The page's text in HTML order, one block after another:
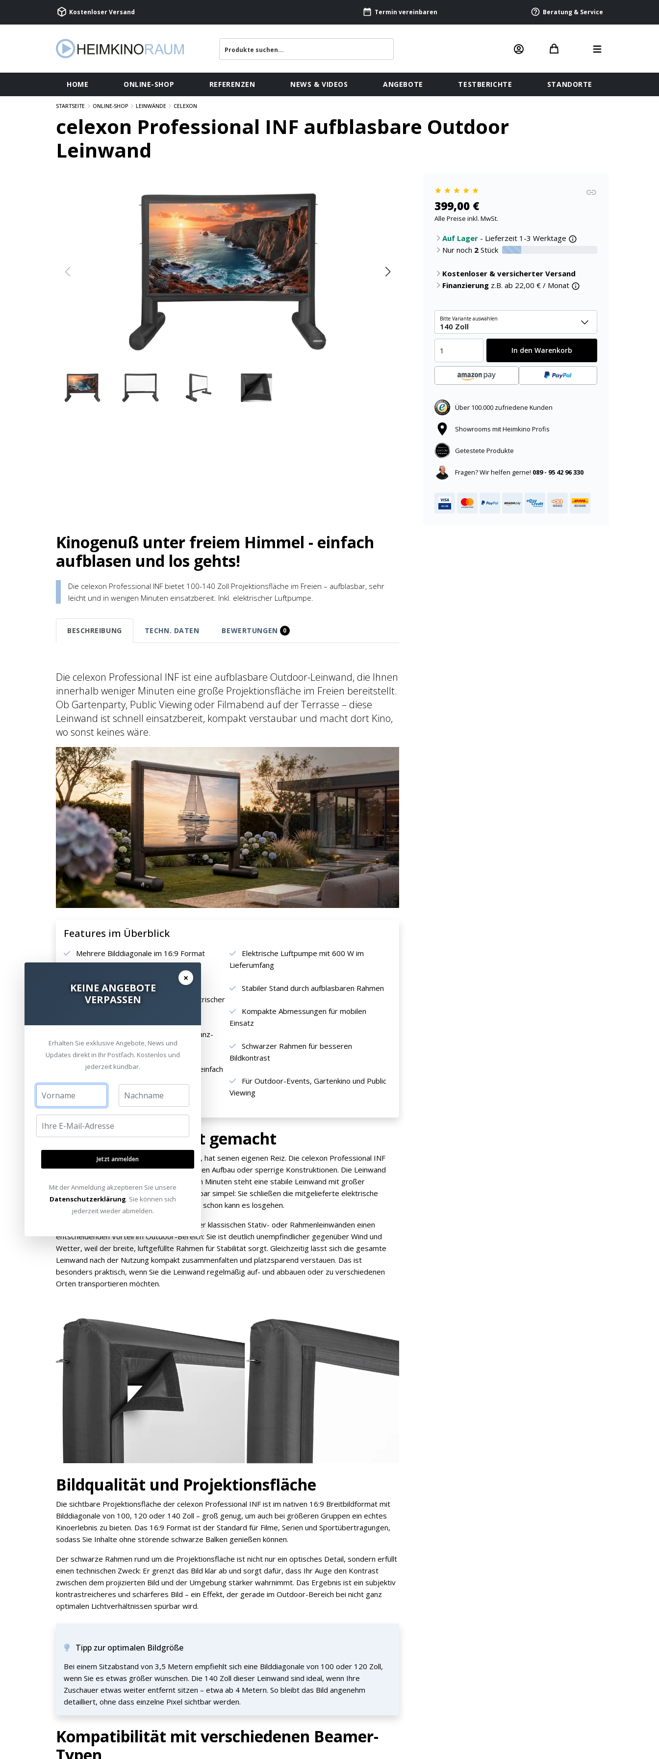
Kostenloser Versand Termin vereinbaren Beratung & Service
HOME ONLINE-SHOP REFERENZEN NEWS & VIDEOS ANGEBOTE TESTBERICHTE STANDORTE
STARTSEITE ONLINE-SHOP LEINWÄNDE CELEXON
celexon Professional INF aufblasbare Outdoor
Leinwand
399,00 €
Alle Preise inkl. MwSt.
Auf Lager - Lieferzeit 1-3 Werktage
Nur noch 2 Stück 20% verfügbar
Kostenloser & versicherter Versand
Finanzierung z.B. ab 22,00 € / Monat
Bitte Variante auswählen
140 Zoll
In den Warenkorb
Über 100.000 zufriedene Kunden
Showrooms mit Heimkino Profis
Getestete Produkte
Fragen? Wir helfen gerne! 089 - 95 42 96 330
Kinogenuß unter freiem Himmel - einfach
aufblasen und los gehts!
Die celexon Professional INF bietet 100-140 Zoll Projektionsfläche im Freien – aufblasbar, sehr
leicht und in wenigen Minuten einsatzbereit. Inkl. elektrischer Luftpumpe.
BESCHREIBUNG TECHN. DATEN BEWERTUNGEN 0
Die celexon Professional INF ist eine aufblasbare Outdoor-Leinwand, die Ihnen
innerhalb weniger Minuten eine große Projektionsfläche im Freien bereitstellt.
Ob Gartenparty, Public Viewing oder Filmabend auf der Terrasse – diese
Leinwand ist schnell einsatzbereit, kompakt verstaubar und macht dort Kino,
wo sonst keines wäre.
Features im Überblick
Mehrere Bilddiagonale im 16:9 Format
Große sichtbare Projektionsfläche
Aufbau in wenigen Minuten dank elektrischer
Geeignet für Standard- und Kurzdistanz-
Beamer
Gesamtkonstrukiton ist sehr leicht – einfach
zu transportieren
Elektrische Luftpumpe mit 600 W im
Lieferumfang
Stabiler Stand durch aufblasbaren Rahmen
Kompakte Abmessungen für mobilen
Einsatz
Schwarzer Rahmen für besseren
Bildkontrast
Für Outdoor-Events, Gartenkino und Public
Viewing
Outdoor-Kino leicht gemacht
Einen Film unter freiem Himmel zu schauen, hat seinen eigenen Reiz. Die celexon Professional INF
macht genau das möglich – ohne aufwändigen Aufbau oder sperrige Konstruktionen. Die Leinwand
wird einfach aufgeblasen, und nach wenigen Minuten steht eine stabile Leinwand mit großer
Bilddiagonale bereit. Das Konzept ist denkbar simpel: Sie schließen die mitgelieferte elektrische
Luftpumpe an, blasen den Rahmen auf, und schon kann es losgehen.
Die aufblasbare Konstruktion hat gegenüber klassischen Stativ- oder Rahmenleinwänden einen
entscheidenden Vorteil im Outdoor-Bereich: Sie ist deutlich unempfindlicher gegenüber Wind und
Wetter, weil der breite, luftgefüllte Rahmen für Stabilität sorgt. Gleichzeitig lässt sich die gesamte
Leinwand nach der Nutzung kompakt zusammenfalten und platzsparend verstauen. Das ist
besonders praktisch, wenn Sie die Leinwand regelmäßig auf- und abbauen oder zu verschiedenen
Orten transportieren möchten.
Bildqualität und Projektionsfläche
Die sichtbare Projektionsfläche der celexon Professional INF ist im nativen 16:9 Breitbildformat mit
Bilddiagonale von 100, 120 oder 140 Zoll – groß genug, um auch bei größeren Gruppen ein echtes
Kinoerlebnis zu bieten. Das 16:9 Format ist der Standard für Filme, Serien und Sportübertragungen,
sodass Sie Inhalte ohne störende schwarze Balken genießen können.
Der schwarze Rahmen rund um die Projektionsfläche ist nicht nur ein optisches Detail, sondern erfüllt
einen technischen Zweck: Er grenzt das Bild klar ab und sorgt dafür, dass Ihr Auge den Kontrast
zwischen dem projizierten Bild und der Umgebung stärker wahrnimmt. Das Ergebnis ist ein subjektiv
kontrastreicheres und schärferes Bild – ein Effekt, der gerade im Outdoor-Bereich bei nicht ganz
optimalen Lichtverhältnissen spürbar wird.
Tipp zur optimalen Bildgröße
Bei einem Sitzabstand von 3,5 Metern empfiehlt sich eine Bilddiagonale von 100 oder 120 Zoll,
wenn Sie es etwas größer wünschen. Die 140 Zoll dieser Leinwand sind ideal, wenn Ihre
Zuschauer etwas weiter entfernt sitzen – etwa ab 4 Metern. So bleibt das Bild angenehm
detailliert, ohne dass einzelne Pixel sichtbar werden.
Kompatibilität mit verschiedenen Beamer-
Typen
×
KEINE ANGEBOTE
VERPASSEN
Erhalten Sie exklusive Angebote, News und
Updates direkt in Ihr Postfach. Kostenlos und
jederzeit kündbar.
Jetzt anmelden
Mit der Anmeldung akzeptieren Sie unsere
Datenschutzerklärung. Sie können sich
jederzeit wieder abmelden.